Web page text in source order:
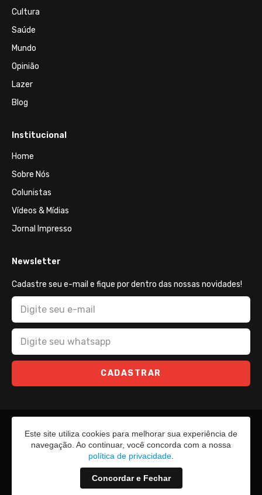
Cultura
Saúde
Mundo
Opinião
Lazer
Blog
Institucional
Home
Sobre Nós
Colunistas
Vídeos & Mídias
Jornal Impresso
Newsletter
Cadastre seu e-mail e fique por dentro das nossas novidades!
CADASTRAR
Este site utiliza cookies para melhorar sua experiência de
navegação. Ao continuar, você concorda com a nossa
política de privacidade
Concordar e Fechar